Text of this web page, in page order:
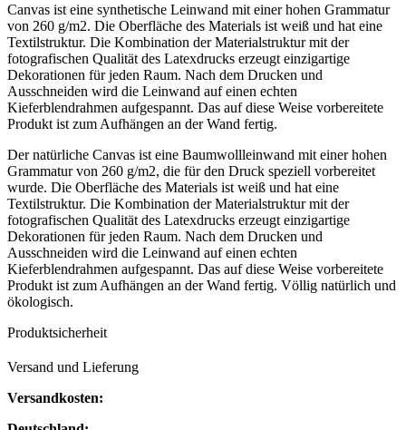
Canvas ist eine synthetische Leinwand mit einer hohen Grammatur
von 260 g/m2. Die Oberfläche des Materials ist weiß und hat eine
Textilstruktur. Die Kombination der Materialstruktur mit der
fotografischen Qualität des Latexdrucks erzeugt einzigartige
Dekorationen für jeden Raum. Nach dem Drucken und
Ausschneiden wird die Leinwand auf einen echten
Kieferblendrahmen aufgespannt. Das auf diese Weise vorbereitete
Produkt ist zum Aufhängen an der Wand fertig.
Der natürliche Canvas ist eine Baumwollleinwand mit einer hohen
Grammatur von 260 g/m2, die für den Druck speziell vorbereitet
wurde. Die Oberfläche des Materials ist weiß und hat eine
Textilstruktur. Die Kombination der Materialstruktur mit der
fotografischen Qualität des Latexdrucks erzeugt einzigartige
Dekorationen für jeden Raum. Nach dem Drucken und
Ausschneiden wird die Leinwand auf einen echten
Kieferblendrahmen aufgespannt. Das auf diese Weise vorbereitete
Produkt ist zum Aufhängen an der Wand fertig. Völlig natürlich und
ökologisch.
Produktsicherheit
Versand und Lieferung
Versandkosten: